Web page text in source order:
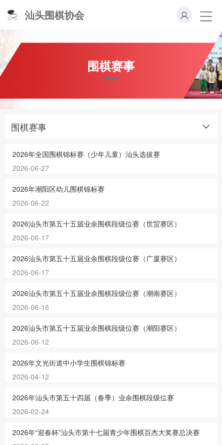
汕头围棋协会
围棋赛事
围棋赛事
2026年全国围棋锦标赛（少年儿童）汕头选拔赛
2026-06-27
2026年潮阳区幼儿围棋锦标赛
2026-06-22
2026汕头市第五十五届业余围棋段级位赛（世贸赛区）
2026-06-17
2026汕头市第五十五届业余围棋段级位赛（广厦赛区）
2026-06-17
2026汕头市第五十五届业余围棋段级位赛（潮南赛区）
2026-06-16
2026汕头市第五十五届业余围棋段级位赛（潮阳赛区）
2026-06-12
2026年文光街道中小学生围棋锦标赛
2026-04-12
2026年汕头市第五十四届（春季）业余围棋段级位赛
2026-02-24
2026年“迎春杯”汕头市第十七届青少年围棋百杰大奖赛总决赛